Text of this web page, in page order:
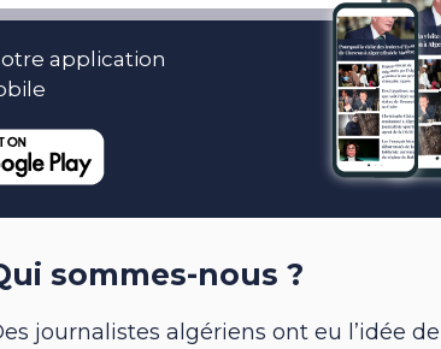
application
sommes-nous ?
journalistes algériens ont eu l’idée de